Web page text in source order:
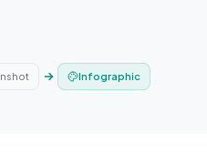
Infographic